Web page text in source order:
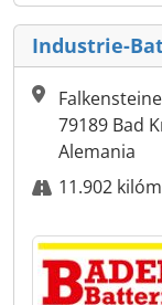
Industrie-
79189 Bad
Alemania
11.902